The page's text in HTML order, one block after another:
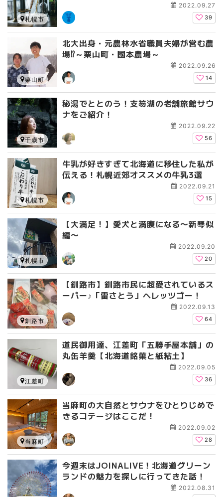
2022.09.27
39
札幌市
北大出身・元農林水省職員夫婦が営む農
場⁉～栗山町・國本農場～
2022.09.26
14
栗山町
秘湯でととのう！支笏湖の老舗旅館サウ
ナをご紹介！
2022.09.22
56
千歳市
牛乳が好きすぎて北海道に移住した私が
伝える！札幌近郊オススメの牛乳3選
2022.09.21
15
札幌市
【大満足！】愛犬と満腹になる〜新琴似
編〜
2022.09.20
20
札幌市
【釧路市】釧路市民に超愛されているス
ーパー♪「雷さとう」へレッツゴー！
2022.09.13
64
釧路市
道民御用達、江差町「五勝手屋本舗」の
丸缶羊羹【北海道銘菓と紙粘土】
2022.09.05
36
江差町
当麻町の大自然とサウナをひとりじめで
きるコテージはここだ！
2022.09.02
28
当麻町
今週末はJOINALIVE！北海道グリーン
ランドの魅力を探しに行ってきた話！
2022.08.31